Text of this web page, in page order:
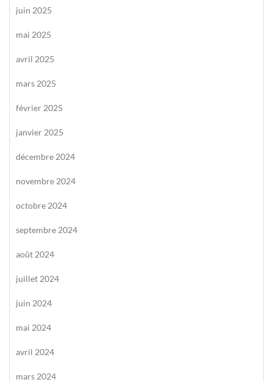
juin 2025
mai 2025
avril 2025
mars 2025
février 2025
janvier 2025
décembre 2024
novembre 2024
octobre 2024
septembre 2024
août 2024
juillet 2024
juin 2024
mai 2024
avril 2024
mars 2024